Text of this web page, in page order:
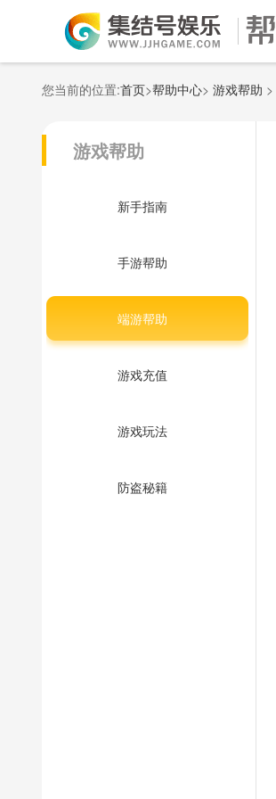
您当前的位置:首页>帮助中心> 游戏帮助 >
游戏帮助
新手指南
手游帮助
端游帮助
游戏充值
游戏玩法
防盗秘籍